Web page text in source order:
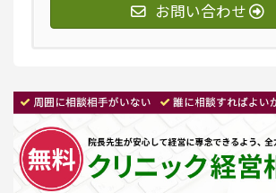
お問い合わせ